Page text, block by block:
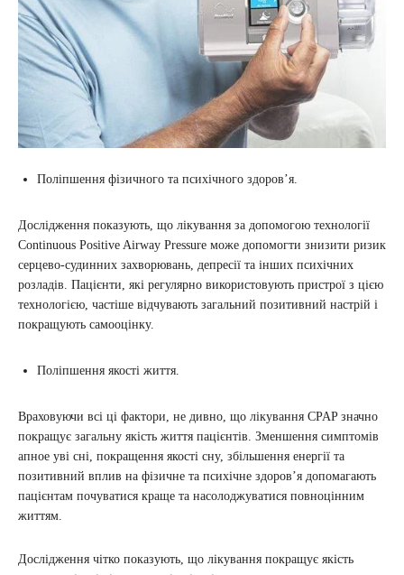
Поліпшення фізичного та психічного здоров’я.
Дослідження показують, що лікування за допомогою технології
Continuous Positive Airway Pressure може допомогти знизити ризик
серцево-судинних захворювань, депресії та інших психічних
розладів. Пацієнти, які регулярно використовують пристрої з цією
технологією, частіше відчувають загальний позитивний настрій і
покращують самооцінку.
Поліпшення якості життя.
Враховуючи всі ці фактори, не дивно, що лікування CPAP значно
покращує загальну якість життя пацієнтів. Зменшення симптомів
апное уві сні, покращення якості сну, збільшення енергії та
позитивний вплив на фізичне та психічне здоров’я допомагають
пацієнтам почуватися краще та насолоджуватися повноцінним
життям.
Дослідження чітко показують, що лікування покращує якість